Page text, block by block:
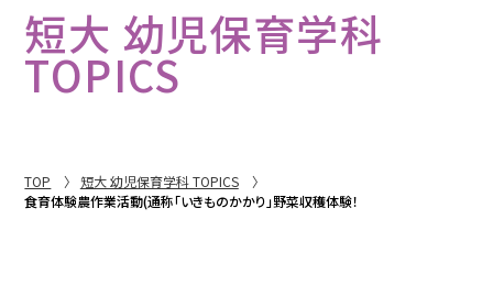
短大 幼児保育学科
TOPICS
TOP
短大 幼児保育学科 TOPICS
食育体験農作業活動(通称「いきものかかり」野菜収穫体験！